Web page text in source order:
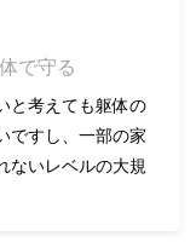
で守る
と考えても躯体の
ですし、一部の家
ないレベルの大規